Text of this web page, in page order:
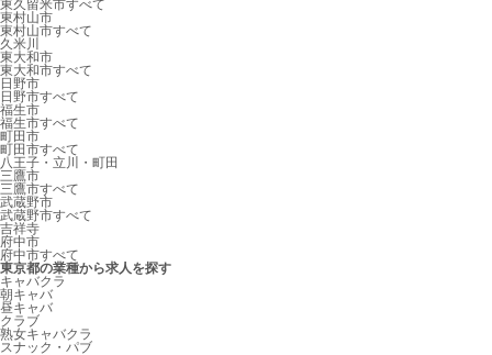
東久留米市すべて
東村山市
東村山市すべて
久米川
東大和市
東大和市すべて
日野市
日野市すべて
福生市
福生市すべて
町田市
町田市すべて
八王子・立川・町田
三鷹市
三鷹市すべて
武蔵野市
武蔵野市すべて
吉祥寺
府中市
府中市すべて
東京都の業種から求人を探す
キャバクラ
朝キャバ
昼キャバ
クラブ
熟女キャバクラ
スナック・パブ